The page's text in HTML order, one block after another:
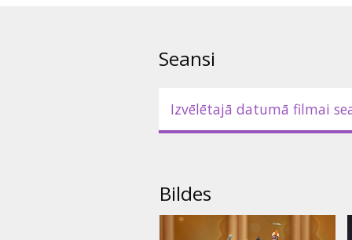
Filma angļu valodā ar
Seansi
Izvēlētajā datumā filmai
Bildes